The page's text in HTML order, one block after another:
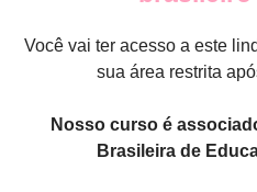
Você vai ter acesso a este
sua área restrita
Nosso curso é
Brasileira de